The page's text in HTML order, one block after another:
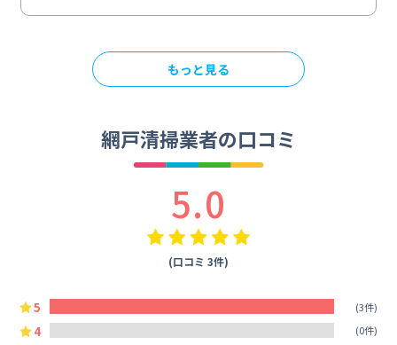
もっと見る
網戸清掃業者の口コミ
5.0
(口コミ 3件)
5 (3件)
4 (0件)